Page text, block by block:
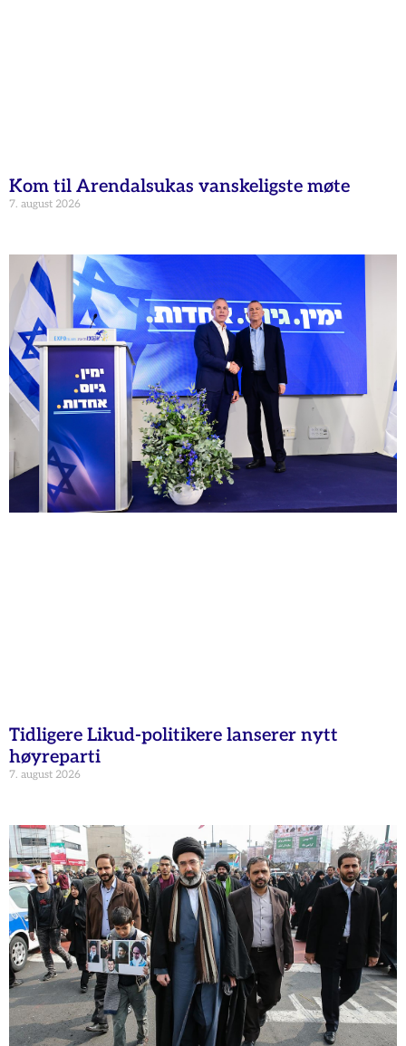
Kom til Arendalsukas vanskeligste møte
7. august 2026
Tidligere Likud-politikere lanserer nytt
høyreparti
7. august 2026